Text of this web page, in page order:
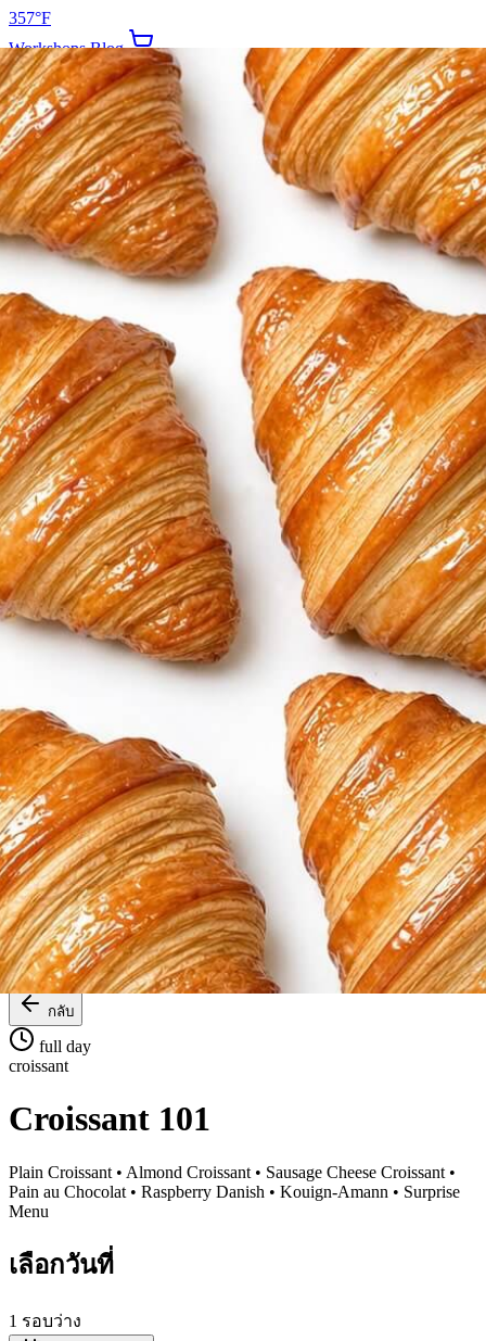
357°F
Workshops Blog
กลับ
full day
croissant
Croissant 101
Plain Croissant • Almond Croissant • Sausage Cheese Croissant •
Pain au Chocolat • Raspberry Danish • Kouign-Amann • Surprise
Menu
เลือกวันที่
1 รอบว่าง